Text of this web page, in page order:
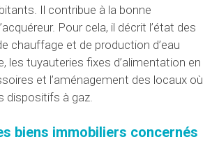
Il contribue à la bonne
Pour cela, il décrit l’état des
chauffage et de production d’eau
les tuyauteries fixes d’alimentation en
et l’aménagement des locaux où
dispositifs à gaz.
biens immobiliers concernés